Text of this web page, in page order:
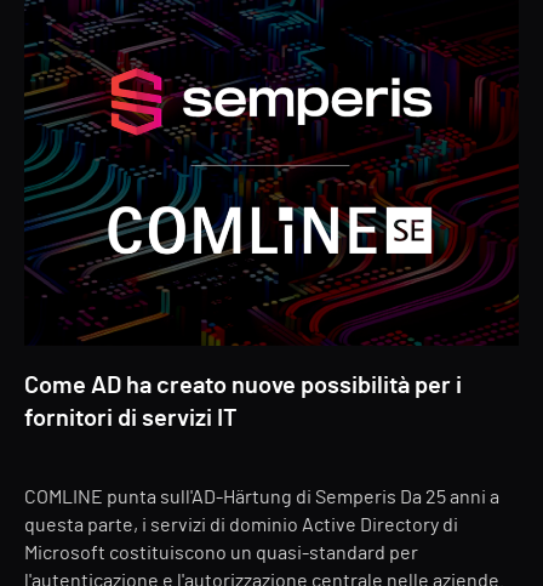
Come AD ha creato nuove possibilità per i
fornitori di servizi IT
COMLINE punta sull'AD-Härtung di Semperis Da 25 anni a
questa parte, i servizi di dominio Active Directory di
Microsoft costituiscono un quasi-standard per
l'autenticazione e l'autorizzazione centrale nelle aziende.